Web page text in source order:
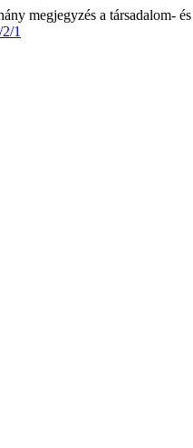
megjegyzés a társadalom-
1